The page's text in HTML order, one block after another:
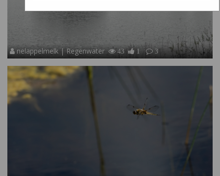
nelappelmelk | Regenwater 43 1 3